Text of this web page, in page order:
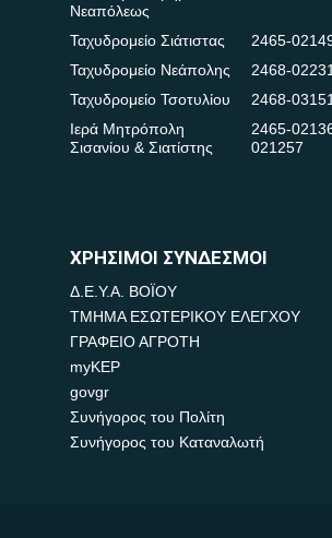
Νεαπόλεως
Ταχυδρομείο Σιάτιστας
2465-
Ταχυδρομείο Νεάπολης
2468-
Ταχυδρομείο Τσοτυλίου
2468-
Ιερά Μητρόπολη
Σισανίου & Σιατίστης
2465-
021257
ΧΡΗΣΙΜΟΙ ΣΥΝΔΕΣΜΟΙ
Δ.Ε.Υ.Α. ΒΟΪΟΥ
ΤΜΗΜΑ ΕΣΩΤΕΡΙΚΟΥ ΕΛΕΓΧΟΥ
ΓΡΑΦΕΙΟ ΑΓΡΟΤΗ
myKEP
govgr
Συνήγορος του Πολίτη
Συνήγορος του Καταναλωτή